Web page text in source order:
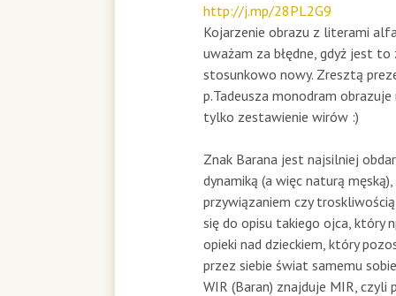
http://j.mp/28PL2G9
Kojarzenie obrazu z literami
uważam za błędne, gdyż jest
stosunkowo nowy. Zresztą
p.Tadeusza monodram
tylko zestawienie wirów :)
Znak Barana jest najsilniej
dynamiką (a więc naturą
przywiązaniem czy
się do opisu takiego ojca, który
opieki nad dzieckiem, który
przez siebie świat samemu
WIR (Baran) znajduje MIR, czyli